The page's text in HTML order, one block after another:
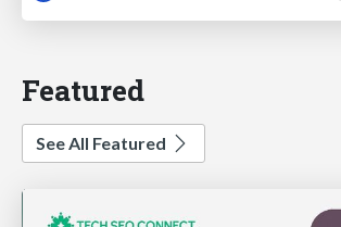
Featured
See All Featured